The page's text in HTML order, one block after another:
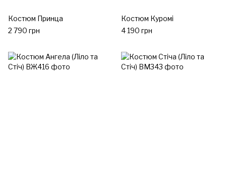
Костюм Принца
2 790 грн
Костюм Куромі
4 190 грн